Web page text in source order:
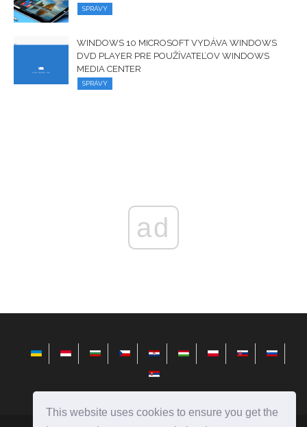
This website uses cookies to ensure you get the
SPRÁVY
WINDOWS 10 MICROSOFT VYDÁVA WINDOWS
DVD PLAYER PRE POUŽÍVATEĽOV WINDOWS
MEDIA CENTER
SPRÁVY
ad